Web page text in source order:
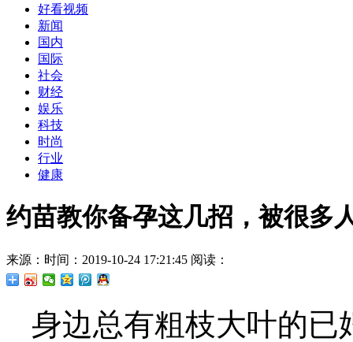
好看视频
新闻
国内
国际
社会
财经
娱乐
科技
时尚
行业
健康
约苗教你备孕这几招，被很多
来源： 时间：2019-10-24 17:21:45 阅读：
身边总有粗枝大叶的已